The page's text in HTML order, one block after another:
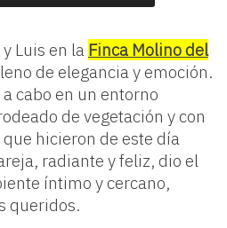
Luis en la Finca Molino del
de elegancia y emoción.
cabo en un entorno
de vegetación y con
hicieron de este día
radiante y feliz, dio el
íntimo y cercano,
queridos.